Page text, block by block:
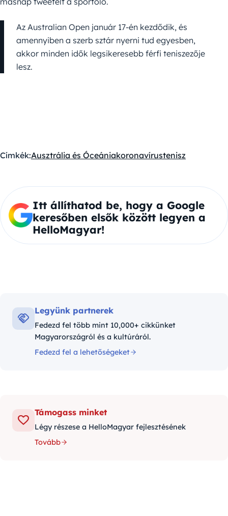
Az Australian Open január 17-én kezdődik, és
amennyiben a szerb sztár nyerni tud egyesben,
akkor minden idők legsikeresebb férfi teniszezője
lesz.
Címkék:Ausztrália és Óceániakoronavírustenisz
Itt állíthatod be, hogy a Google
keresőben elsők között legyen a
HelloMagyar!
Legyünk partnerek
Fedezd fel több mint 10,000+ cikkünket
Magyarországról és a kultúráról.
Fedezd fel a lehetőségeket
Támogass minket
Légy részese a HelloMagyar fejlesztésének
Tovább